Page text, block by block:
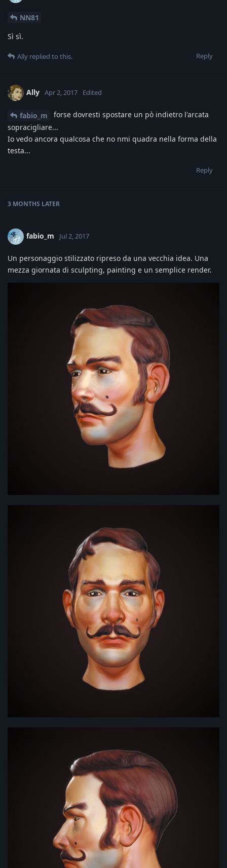
NN81
Sì sì.
Reply
Ally replied to this.
Ally Apr 2, 2017 Edited
fabio_m
forse dovresti spostare un pò indietro l'arcata
sopracigliare...
Io vedo ancora qualcosa che no nmi quadra nella forma della
testa...
Reply
3 MONTHS LATER
fabio_m Jul 2, 2017
Un personaggio stilizzato ripreso da una vecchia idea. Una
mezza giornata di sculpting, painting e un semplice render.